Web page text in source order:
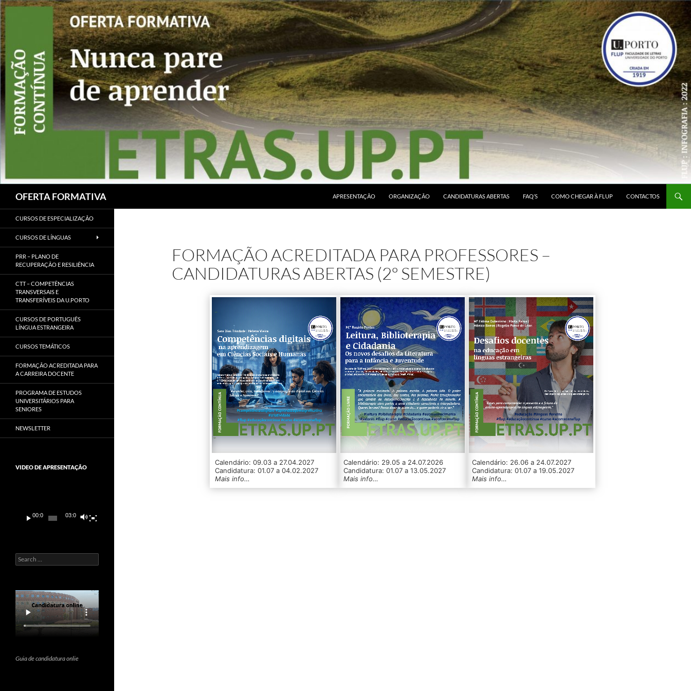
Skip
to
content
OFERTA FORMATIVA APRESENTAÇÃO ORGANIZAÇÃO CANDIDATURAS ABERTAS FAQ’S COMO CHEGAR À FLUP CONTACTOS
FORMAÇÃO ACREDITADA PARA PROFESSORES –
CANDIDATURAS ABERTAS (2º SEMESTRE)
Calendário: 09.03 a 27.04.2027
Candidatura: 01.07 a 04.02.2027
Mais info…
Calendário: 29.05 a 24.07.2026
Candidatura: 01.07 a 13.05.2027
Mais info…
Calendário: 26.06 a 24.07.2027
Candidatura: 01.07 a 19.05.2027
Mais info…
CURSOS DE ESPECIALIZAÇÃO
CURSOS DE LÍNGUAS
PRR – PLANO DE
RECUPERAÇÃO E RESILIÊNCIA
CTT – COMPETÊNCIAS
TRANSVERSAIS E
TRANSFERÍVEIS DA U.PORTO
CURSOS DE PORTUGUÊS
LÍNGUA ESTRANGEIRA
CURSOS TEMÁTICOS
FORMAÇÃO ACREDITADA PARA
A CARREIRA DOCENTE
PROGRAMA DE ESTUDOS
UNIVERSITÁRIOS PARA
SENIORES
NEWSLETTER
VIDEO DE APRESENTAÇÃO
00:00 03:01
Search
for:
Guia de candidatura onlie